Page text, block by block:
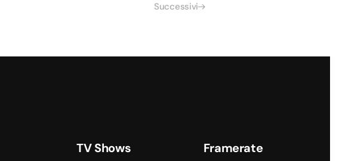
Successivi
TV Shows Framerate